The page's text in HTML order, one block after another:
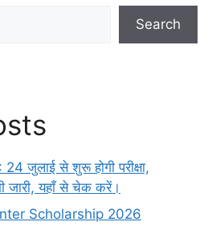
Search
जुलाई से शुरू होगी परीक्षा,
जारी, यहाँ से चेक करें।
Scholarship 2026